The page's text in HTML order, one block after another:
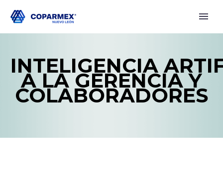
INTELIGENCIA
A LA GERENCIA Y
COLABORADORES